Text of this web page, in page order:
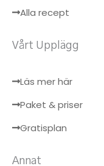
Alla recept
Vårt Upplägg
Läs mer här
Paket & priser
Gratisplan
Annat